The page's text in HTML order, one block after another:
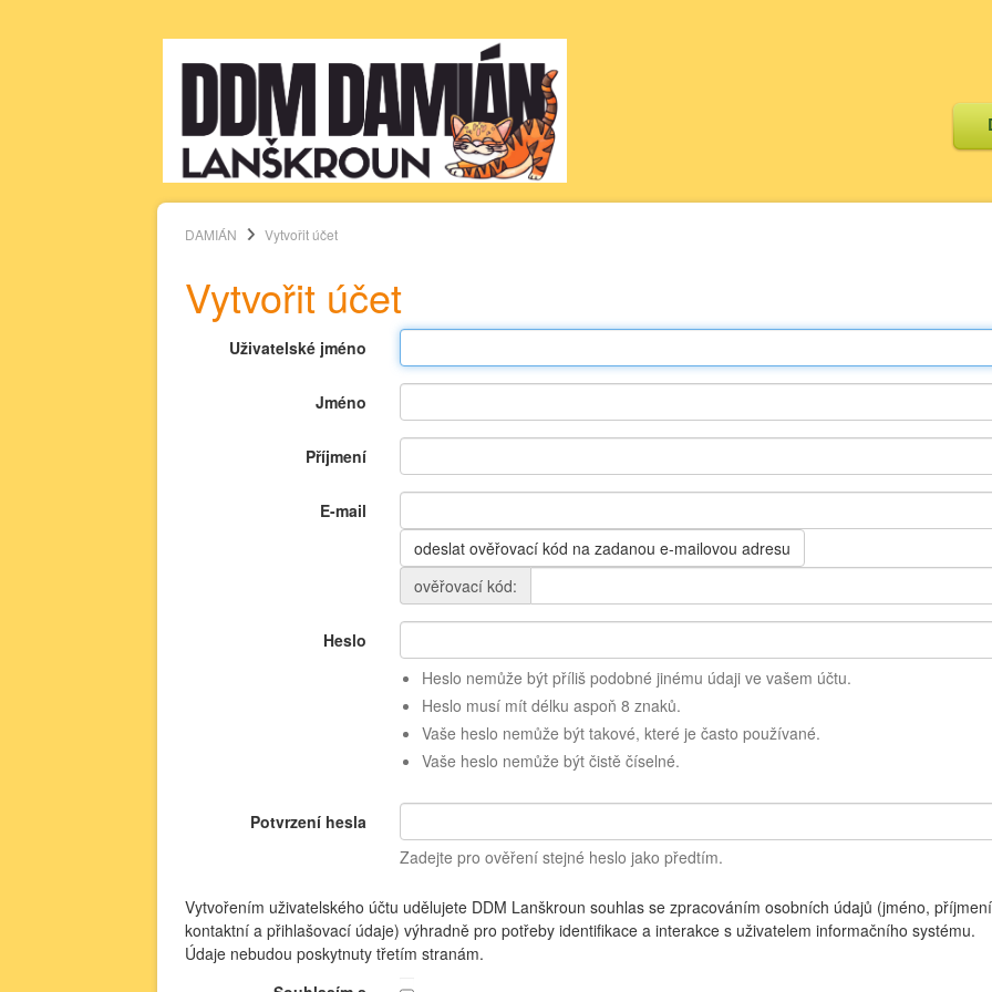
DAMIÁN Vytvořit účet
Vytvořit účet
Uživatelské jméno
Jméno
Příjmení
E-mail
odeslat ověřovací kód na zadanou e-mailovou adresu
ověřovací kód:
Heslo
Heslo nemůže být příliš podobné jinému údaji ve vašem účtu.
Heslo musí mít délku aspoň 8 znaků.
Vaše heslo nemůže být takové, které je často používané.
Vaše heslo nemůže být čistě číselné.
Potvrzení hesla
Zadejte pro ověření stejné heslo jako předtím.
Vytvořením uživatelského účtu udělujete DDM Lanškroun souhlas se zpracováním osobních údajů (jméno,
kontaktní a přihlašovací údaje) výhradně pro potřeby identifikace a interakce s uživatelem informačního systému.
Údaje nebudou poskytnuty třetím stranám.